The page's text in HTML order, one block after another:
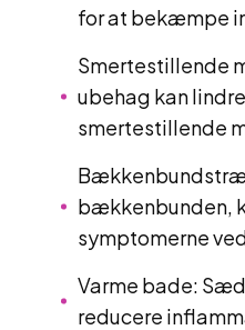
for at bekæmpe
Smertestillende
ubehag kan
smertestillende
bækkenbunden,
symptomerne
Varme bade:
reducere